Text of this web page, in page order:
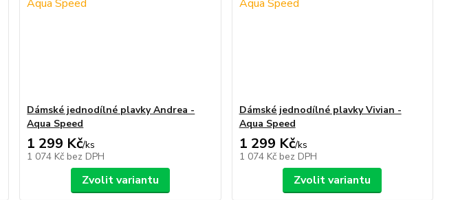
Dámské jednodílné plavky Andrea -
Aqua Speed
1 299 Kč/ks
1 074 Kč bez DPH
Zvolit variantu
Dámské jednodílné plavky Vivian -
Aqua Speed
1 299 Kč/ks
1 074 Kč bez DPH
Zvolit variantu